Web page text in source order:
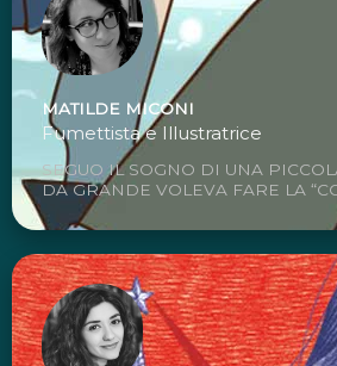
MATILDE MICONI
Fumettista e Illustratrice
SEGUO IL SOGNO DI UNA
DA GRANDE VOLEVA FARE LA